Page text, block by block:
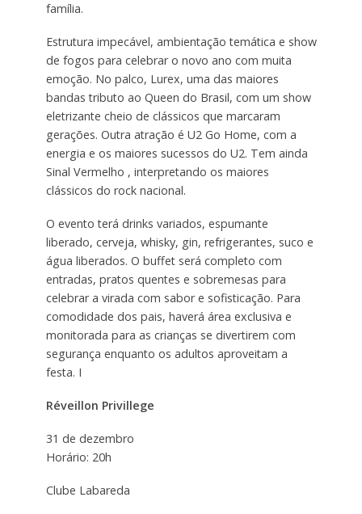
família.
Estrutura impecável, ambientação temática e show
de fogos para celebrar o novo ano com muita
emoção. No palco, Lurex, uma das maiores
bandas tributo ao Queen do Brasil, com um show
eletrizante cheio de clássicos que marcaram
gerações. Outra atração é U2 Go Home, com a
energia e os maiores sucessos do U2. Tem ainda
Sinal Vermelho , interpretando os maiores
clássicos do rock nacional.
O evento terá drinks variados, espumante
liberado, cerveja, whisky, gin, refrigerantes, suco e
água liberados. O buffet será completo com
entradas, pratos quentes e sobremesas para
celebrar a virada com sabor e sofisticação. Para
comodidade dos pais, haverá área exclusiva e
monitorada para as crianças se divertirem com
segurança enquanto os adultos aproveitam a
festa. I
Réveillon Privillege
31 de dezembro
Horário: 20h
Clube Labareda